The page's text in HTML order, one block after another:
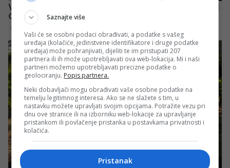
Saznajte više
Vaši će se osobni podaci obrađivati, a podatke s vašeg
uređaja (kolačiće, jedinstvene identifikatore i druge podatke
uređaja) može pohranjivati, dijeliti te im pristupati 207
partnera ili ih može upotrebljavati ova web-lokacija. Mi i naši
partneri možemo upotrebljavati precizne podatke o
geolociranju. Popis partnera.
Neki dobavljači mogu obrađivati vaše osobne podatke na
temelju legitimnog interesa. Ako se ne slažete s tim, u
nastavku možete upravljati svojim opcijama. Potražite vezu pri
dnu ove stranice ili na izborniku web-lokacije za upravljanje
pristankom ili povlačenje pristanka u postavkama privatnosti i
kolačića.
Pristanak